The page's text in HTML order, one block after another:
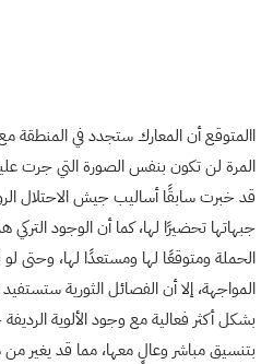
االمتوقع أن المعارك ستجدد في المنطقة
المرة لن تكون بنفس الصورة التي جرت
قد خبرت سابقًا أساليب جيش الاحتلال
جبهاتها تحضيرًا لها، كما أن الوجود
الحملة ومتوقعًا لها ومستعدًا لها، وحتى
المواجهة، إلا أن الفصائل الثورية
بشكل أكثر فعالية مع وجود الألوية
بتنسيق مباشر وعالٍ معها، مما قد يغير من